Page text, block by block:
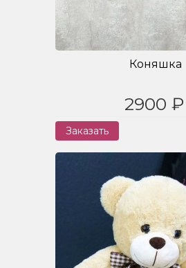
Коняшка
2900 ₽
Заказать